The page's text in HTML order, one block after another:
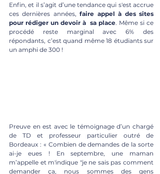
Enfin, et il s’agit d’une tendance qui s'est accrue
ces dernières années, faire appel à des sites
pour rédiger un devoir à  sa place. Même si ce
procédé reste marginal avec 6% des
répondants, c’est quand même 18 étudiants sur
un amphi de 300 !
Preuve en est avec le témoignage d’un chargé
de TD et professeur particulier outré de
Bordeaux : « Combien de demandes de la sorte
ai-je eues ! En septembre, une maman
m’appelle et m'indique "je ne sais pas comment
demander ça, nous sommes des gens